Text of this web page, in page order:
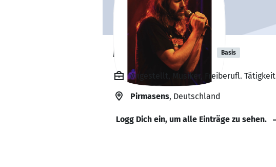
Manuel Bastian Basis
Angestellt, Musiker, Freiberufl. Tätigkeit
Pirmasens, Deutschland
Logg Dich ein, um alle Einträge zu sehen.